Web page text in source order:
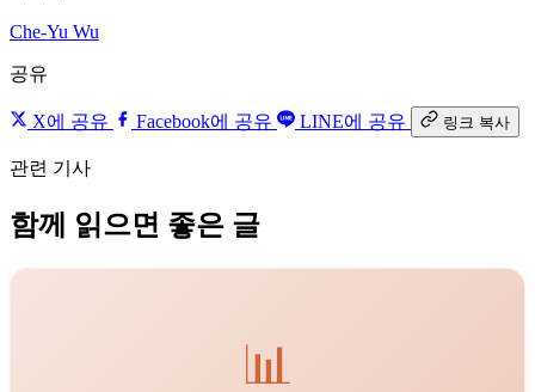
Che-Yu Wu
공유
X에 공유 Facebook에 공유 LINE에 공유 링크 복사
관련 기사
함께 읽으면 좋은 글
📊